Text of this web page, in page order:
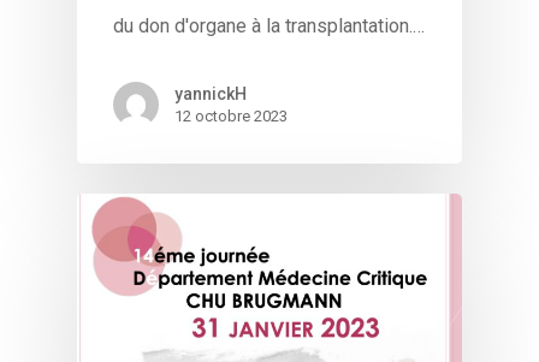
du don d'organe à la transplantation.…
yannickH
12 octobre 2023